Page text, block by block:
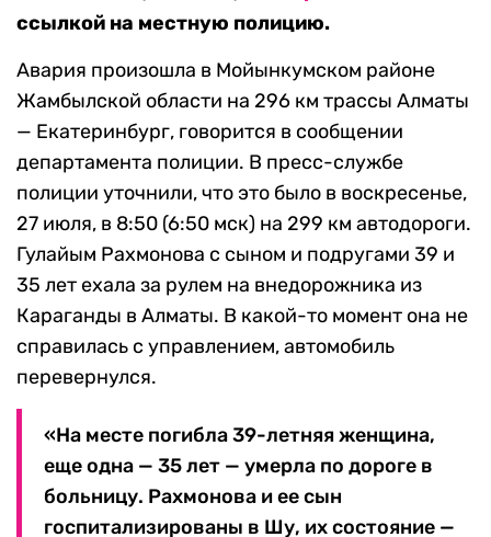
ссылкой на местную полицию.
Авария произошла в Мойынкумском районе
Жамбылской области на 296 км трассы Алматы
— Екатеринбург, говорится в сообщении
департамента полиции. В пресс-службе
полиции уточнили, что это было в воскресенье,
27 июля, в 8:50 (6:50 мск) на 299 км автодороги.
Гулайым Рахмонова с сыном и подругами 39 и
35 лет ехала за рулем на внедорожника из
Караганды в Алматы. В какой-то момент она не
справилась с управлением, автомобиль
перевернулся.
«На месте погибла 39-летняя женщина,
еще одна — 35 лет — умерла по дороге в
больницу. Рахмонова и ее сын
госпитализированы в Шу, их состояние —